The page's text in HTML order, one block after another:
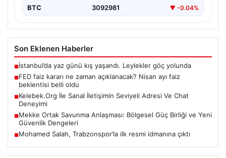
BTC 3092981 ▼ -0.04%
Son Eklenen Haberler
■İstanbul’da yaz günü kış yaşandı. Leylekler göç yolunda
■FED faiz kararı ne zaman açıklanacak? Nisan ayı faiz
beklentisi belli oldu
■Kelebek.Org İle Sanal İletişimin Seviyeli Adresi Ve Chat
Deneyimi
■Mekke Ortak Savunma Anlaşması: Bölgesel Güç Birliği ve Yeni
Güvenlik Dengeleri
■Mohamed Salah, Trabzonspor’la ilk resmi idmanına çıktı